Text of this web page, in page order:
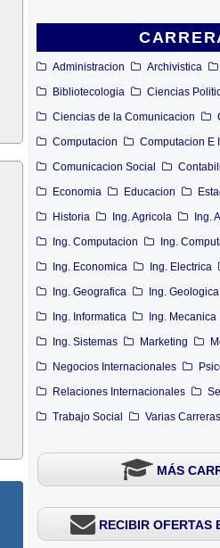
Administracion Archivistica
Bibliotecologia
Ciencias
Ciencias de la Comunicacion
Computacion
Computacion E
Comunicacion Social
Economia
Educacion
Historia
Ing. Agricola Ing.
Ing. Computacion
Ing.
Ing. Economica
Ing. Electrica
Ing. Geografica
Ing. Geologica
Ing. Informatica
Ing. Mecanica
Ing. Sistemas
Marketing
Negocios Internacionales
Relaciones Internacionales
Trabajo Social
Varias Carreras
MÁS
RECIBIR OFERTAS